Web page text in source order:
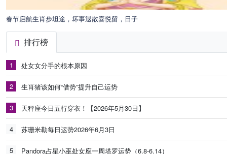
春节启航生肖步坦途，坏事退散喜悦留，日子
排行榜
1 处女女分手的根本原因
2 生肖猪该如何“借势”提升自己运势
3 天秤座今日五行穿衣！【2026年5月30日】
4 苏珊米勒每日运势2026年6月3日
5 Pandora占星小巫处女座一周塔罗运势（6.8-6.14）